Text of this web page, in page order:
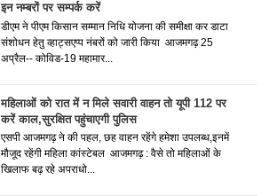
इन नम्बरों पर सम्पर्क करें
डीएम ने पीएम किसान सम्मान निधि योजना की समीक्षा कर डाटा
संशोधन हेतु व्हाट्सएप्प नंबरों को जारी किया आजमगढ़ 25
अप्रैल-- कोविड-19 महामार...
महिलाओं को रात में न मिले सवारी वाहन तो यूपी 112 पर
करें काल,सुरक्षित पहुंचाएगी पुलिस
एसपी आजमगढ़ ने की पहल, छह वाहन रहेंगे हमेशा उपलब्ध,इनमें
मौजूद रहेंगी महिला कांस्टेबल आजमगढ़ : वैसे तो महिलाओं के
खिलाफ बढ़ रहे अपराधो...